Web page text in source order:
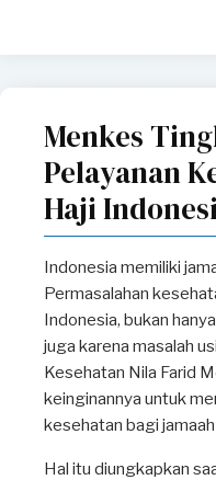
Menkes
Pelayanan
Haji
Indonesia memiliki
Permasalahan
Indonesia, bukan
juga karena masalah
Kesehatan Nila Farid
keinginannya untuk
kesehatan bagi
Hal itu diungkapkan